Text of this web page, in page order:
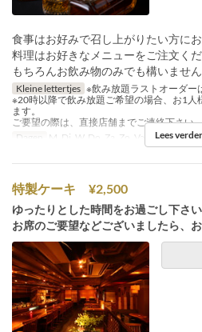
食事はお好みで召し上がりたい方に
料理はお好きなメニューをご注文くだ
もちろんお飲み物のみでも構いません
Kleine lettertjes ※飲み放題ラストオーダー
※20時以降で飲み放題ご希望の場合、お1人
ます。
ご要望の際は、直接店舗までご連絡下さい
Dagen
M, Di, W, Do, Za, Zo, Vak Maaltijden
Lees verder
特製ケーキ ¥2,500
ゆったりとした時間をお過ごし下さい
お席のご要望などございましたら、